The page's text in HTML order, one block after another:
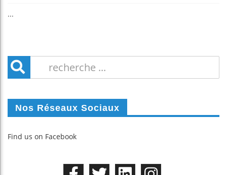
...
Nos Réseaux Sociaux
Find us on Facebook